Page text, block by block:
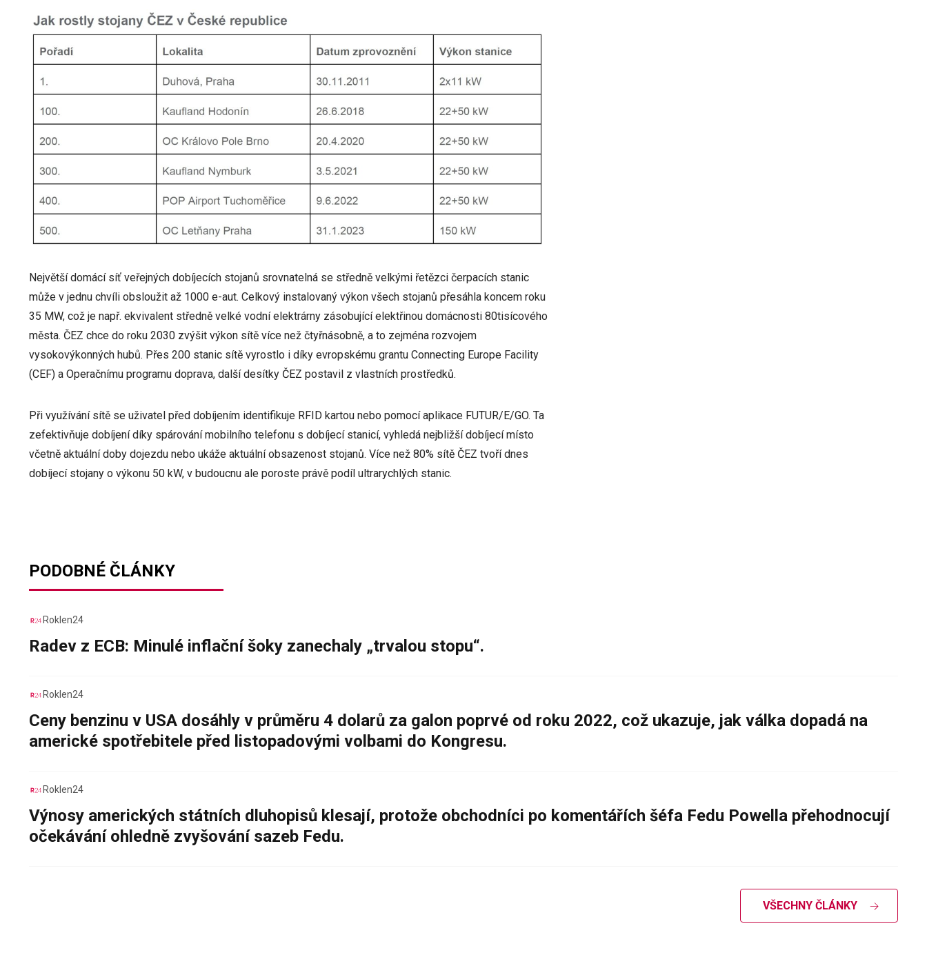
Největší domácí síť veřejných dobíjecích stojanů srovnatelná se středně velkými řetězci čerpacích stanic
může v jednu chvíli obsloužit až 1000 e-aut. Celkový instalovaný výkon všech stojanů přesáhla koncem roku
35 MW, což je např. ekvivalent středně velké vodní elektrárny zásobující elektřinou domácnosti 80tisícového
města. ČEZ chce do roku 2030 zvýšit výkon sítě více než čtyřnásobně, a to zejména rozvojem
vysokovýkonných hubů. Přes 200 stanic sítě vyrostlo i díky evropskému grantu Connecting Europe Facility
(CEF) a Operačnímu programu doprava, další desítky ČEZ postavil z vlastních prostředků.
Při využívání sítě se uživatel před dobíjením identifikuje RFID kartou nebo pomocí aplikace FUTUR/E/GO. Ta
zefektivňuje dobíjení díky spárování mobilního telefonu s dobíjecí stanicí, vyhledá nejbližší dobíjecí místo
včetně aktuální doby dojezdu nebo ukáže aktuální obsazenost stojanů. Více než 80% sítě ČEZ tvoří dnes
dobíjecí stojany o výkonu 50 kW, v budoucnu ale poroste právě podíl ultrarychlých stanic.
PODOBNÉ ČLÁNKY
Roklen24
Radev z ECB: Minulé inflační šoky zanechaly „trvalou stopu“.
Roklen24
Ceny benzinu v USA dosáhly v průměru 4 dolarů za galon poprvé od roku 2022, což ukazuje, jak válka dopadá na
americké spotřebitele před listopadovými volbami do Kongresu.
Roklen24
Výnosy amerických státních dluhopisů klesají, protože obchodníci po komentářích šéfa Fedu Powella přehodnocují
očekávání ohledně zvyšování sazeb Fedu.
VŠECHNY ČLÁNKY